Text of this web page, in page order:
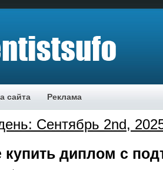
сайта Реклама
Сентябрь 2nd,
купить диплом с